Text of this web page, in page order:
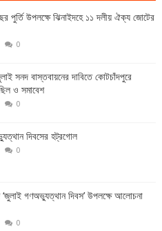
পুর্তি উপলক্ষে ঝিনাইদহে ১১ দলীয় ঐক্য জোটের
0
সনদ বাস্তবায়নের দাবিতে কোটচাঁদপুরে
ও সমাবেশ
0
দিবসের হট্রগোল
0
গণঅভ্যুত্থান দিবস’ উপলক্ষে আলোচনা
0